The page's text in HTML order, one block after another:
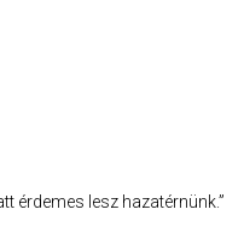
érdemes lesz hazatérnünk.”